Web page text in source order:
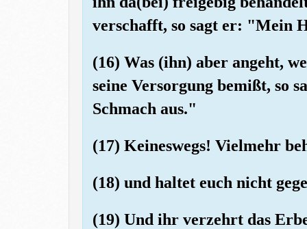
verschafft, so sagt er: "Mein
(16) Was (ihn) aber angeht,
seine Versorgung bemißt, so
Schmach aus."
(17) Keineswegs! Vielmehr
(18) und haltet euch nicht
(19) Und ihr verzehrt das